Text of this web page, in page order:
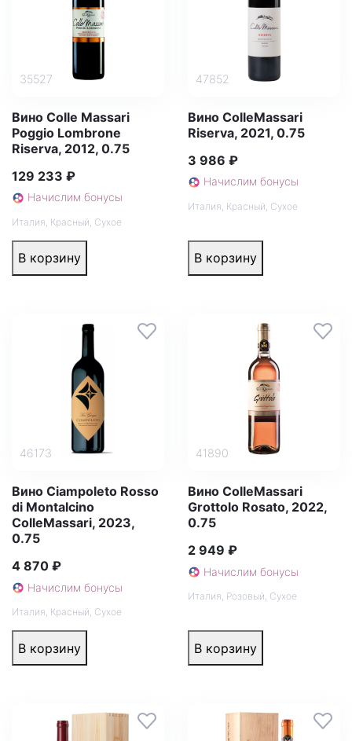
35527
Вино Colle Massari
Poggio Lombrone
Riserva, 2012, 0.75
129 233 ₽
Начислим бонусы
Италия Красный Сухое
В корзину
47852
Вино ColleMassari
Riserva, 2021, 0.75
3 986 ₽
Начислим бонусы
Италия Красный Сухое
В корзину
46173
Вино Ciampoleto Rosso
di Montalcino
ColleMassari, 2023,
0.75
4 870 ₽
Начислим бонусы
Италия, Красный, Сухое
В корзину
41890
Вино ColleMassari
Grottolo Rosato, 2022,
0.75
2 949 ₽
Начислим бонусы
Италия, Розовый, Сухое
В корзину